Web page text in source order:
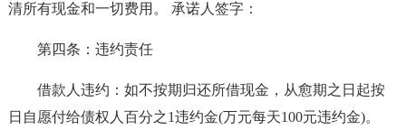
清所有现金和一切费用。 承诺人签字：
第四条：违约责任
借款人违约：如不按期归还所借现金，从愈期之日起按
日自愿付给债权人百分之1违约金(万元每天100元违约金)。